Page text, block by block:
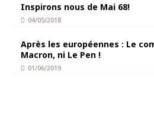
Inspirons nous de Mai 68!
04/05/2018
Après les européennes : Le
Macron, ni Le Pen !
01/06/2019